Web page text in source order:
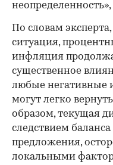
По словам
ситуация,
инфляция
существенное
любые негативные
могут легко
образом, текущая
следствием
предложения,
локальными